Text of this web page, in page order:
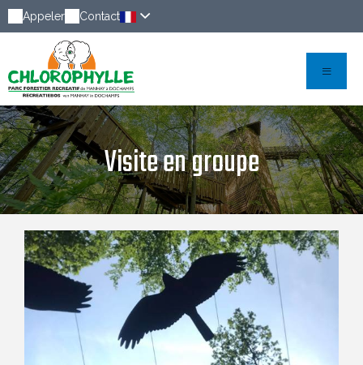
Appeler Contact
Visite en groupe